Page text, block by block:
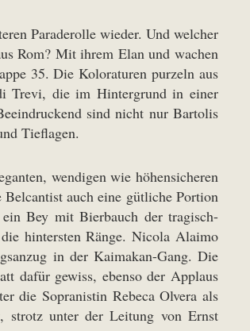
Paraderolle wieder. Und welcher
Rom? Mit ihrem Elan und wachen
35. Die Koloraturen purzeln aus
Trevi, die im Hintergrund in einer
sind nicht nur Bartolis
Tieflagen.
wendigen wie höhensicheren
auch eine gütliche Portion
Bey mit Bierbauch der tragisch-
hintersten Ränge. Nicola Alaimo
in der Kaimakan-Gang. Die
dafür gewiss, ebenso der Applaus
die Sopranistin Rebeca Olvera als
strotz unter der Leitung von Ernst